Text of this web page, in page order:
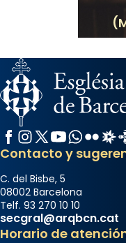
Facebook
Instagram
X / Twitter
YouTube
WhatsApp
Flickr
Contacto y
C. del Bisbe, 5
08002 Barcelona
Telf. 93 270 10 10
secgral@arqbcn.cat
Horario de